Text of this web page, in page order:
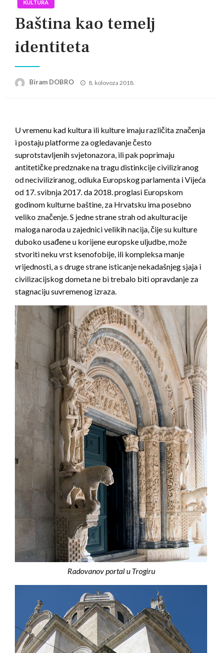
KULTURA
Baština kao temelj
identiteta
Biram DOBRO
Posted
8. kolovoza 2018.
U vremenu kad kultura ili kulture imaju različita značenja
i postaju platforme za ogledavanje često
suprotstavljenih svjetonazora, ili pak poprimaju
antitetičke predznake na tragu distinkcije civiliziranog
od neciviliziranog, odluka Europskog parlamenta i Vijeća
od 17. svibnja 2017. da 2018. proglasi Europskom
godinom kulturne baštine, za Hrvatsku ima posebno
veliko značenje. S jedne strane strah od akulturacije
maloga naroda u zajednici velikih nacija, čije su kulture
duboko usađene u korijene europske uljudbe, može
stvoriti neku vrst ksenofobije, ili kompleksa manje
vrijednosti, a s druge strane isticanje nekadašnjeg sjaja i
civilizacijskog dometa ne bi trebalo biti opravdanje za
stagnaciju suvremenog izraza.
Radovanov portal u Trogiru